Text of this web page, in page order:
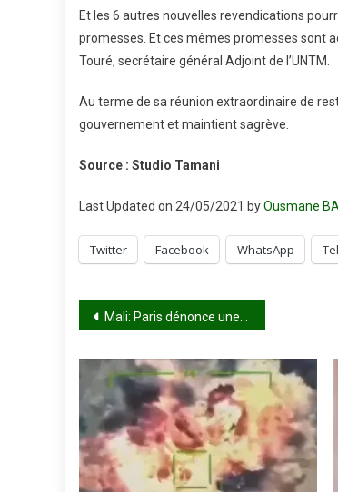
Et les 6 autres nouvelles revendications
promesses. Et ces mêmes promesses sont
Touré, secrétaire général Adjoint de l’UNTM.
Au terme de sa réunion extraordinaire de
gouvernement et maintient sagrève.
Source : Studio Tamani
Last Updated on 24/05/2021 byOusmane
Twitter Facebook WhatsApp
Navigation
de
l’article
Mali: Paris dénonce une “manipulation” contre l’armée française à Bounti